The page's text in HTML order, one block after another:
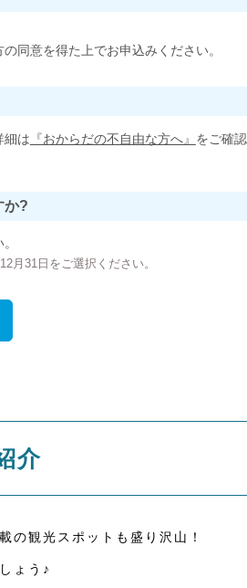
同意を得た上でお申込みください。
細は 『おからだの不自由な方へ』 をご確
か?
月31日をご選択ください。
介
の観光スポットも盛り沢山！
ょう♪